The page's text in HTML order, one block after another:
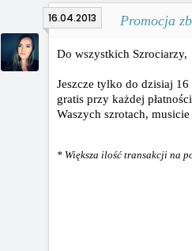
16.04.2013 Promocja
Do wszystkich Szrociarzy,
Jeszcze tylko do dzisiaj
gratis przy każdej
Waszych szrotach,
* Większa ilość transakcji na